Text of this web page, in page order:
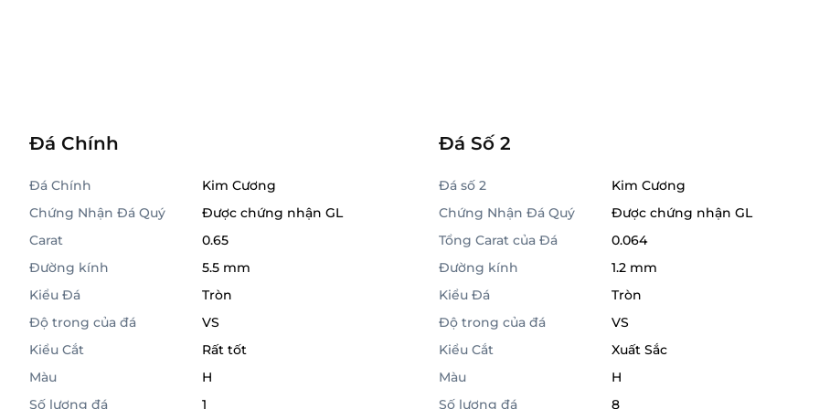
Đá Chính
Đá Chính
Kim Cương
Chứng Nhận Đá Quý
Được chứng nhận GL
Carat
0.65
Đường kính
5.5 mm
Kiểu Đá
Tròn
Độ trong của đá
VS
Kiểu Cắt
Rất tốt
Màu
H
Số lượng đá
1
Đá Số 2
Đá số 2
Kim Cương
Chứng Nhận Đá Quý
Được chứng nhận GL
Tổng Carat của Đá
0.064
Đường kính
1.2 mm
Kiểu Đá
Tròn
Độ trong của đá
VS
Kiểu Cắt
Xuất Sắc
Màu
H
Số lượng đá
8